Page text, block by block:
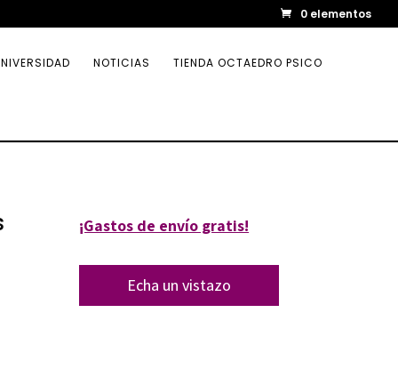
0 elementos
NOTICIAS TIENDA OCTAEDRO PSICO
¡Gastos de envío gratis!
Echa un vistazo